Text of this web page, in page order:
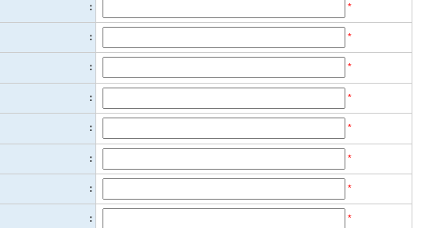
： *
： *
： *
： *
： *
： *
： *
： *